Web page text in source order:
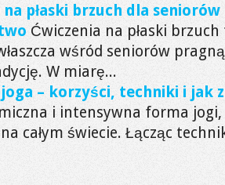
płaski brzuch dla
Ćwiczenia na płaski
wśród seniorów
W miarę...
– korzyści, techniki i jak
i intensywna forma
całym świecie. Łącząc